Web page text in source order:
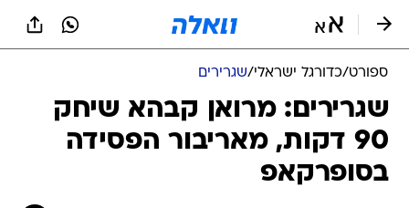
ספורט/כדורגל ישראלי/שגרירים
שגרירים: מרואן קבהא שיחק
90 דקות, מאריבור הפסידה
בסופרקאפ